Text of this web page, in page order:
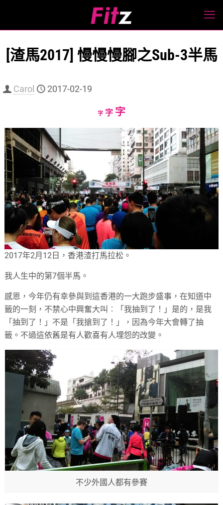
[渣馬2017] 慢慢慢腳之Sub-3半馬
Carol 2017-02-19
字Decrease
字Reset
size.
字Increase
size.
2017年2月12日，香港渣打馬拉松。
我人生中的第7個半馬。
感恩，今年仍有幸參與到這香港的一大跑步盛事，在知道中
籤的一刻，不禁心中興奮大叫︰「我抽到了！」是的，是我
「抽到了！」不是「我搶到了！」，因為今年大會轉了抽
籤。不過這依舊是有人歡喜有人埋怨的改變。
不少外國人都有參賽